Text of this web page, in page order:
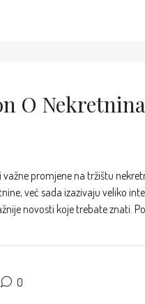
O
promjene na tržištu
već sada izazivaju veliko
novosti koje trebate znati.
0